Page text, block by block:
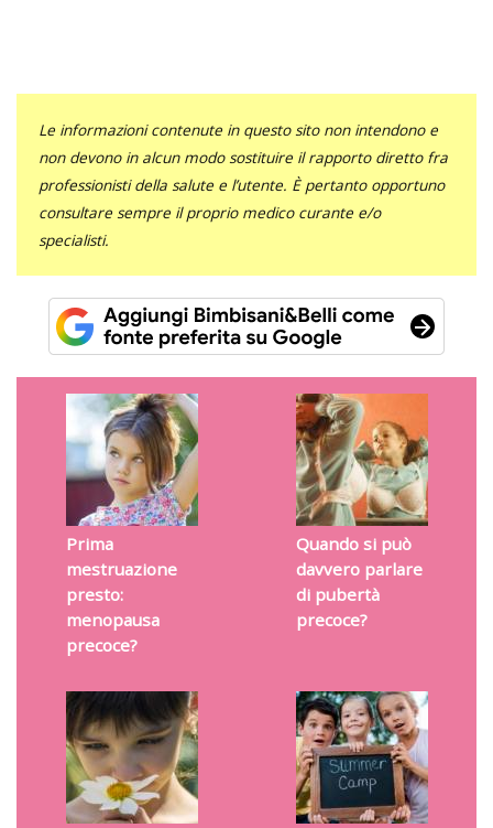
Le informazioni contenute in questo sito non intendono e
non devono in alcun modo sostituire il rapporto diretto fra
professionisti della salute e l’utente. È pertanto opportuno
consultare sempre il proprio medico curante e/o
specialisti.
Prima
mestruazione
presto:
menopausa
precoce?
Quando si può
davvero parlare
di pubertà
precoce?